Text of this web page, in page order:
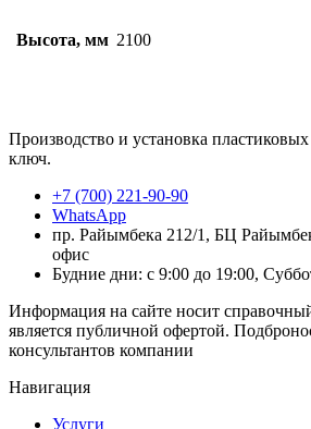
Высота, мм 2100
Производство и установка
ключ.
+7 (700) 221-90-90
WhatsApp
пр. Райымбека 212/1, БЦ
офис
Будние дни: с 9:00 до 19:00,
Информация на сайте носит
является публичной офертой.
консультантов компании
Навигация
Услуги